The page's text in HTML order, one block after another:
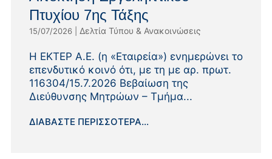
Πτυχίου 7ης Τάξης
15/07/2026| Δελτία Τύπου & Ανακοινώσεις
Η ΕΚΤΕΡ Α.Ε. (η «Εταιρεία») ενημερώνει το
επενδυτικό κοινό ότι, με τη με αρ. πρωτ.
116304/15.7.2026 Βεβαίωση της
Διεύθυνσης Μητρώων – Τμήμα...
ΔΙΑΒΆΣΤΕ ΠΕΡΙΣΣΌΤΕΡΑ...